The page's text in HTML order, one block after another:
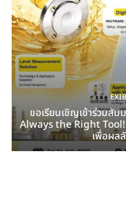
ขอเรียนเชิญเข้าร่วมสัม
Always the Right Tool!
เพื่อผล